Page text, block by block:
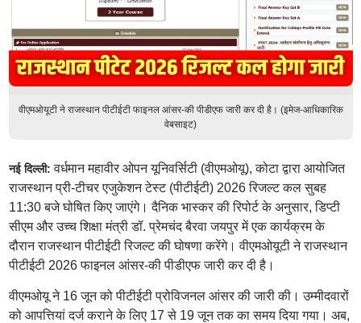
वीएमओयूटी ने राजस्थान पीटीईटी फाइनल आंसर-की पीडीएफ जारी कर दी है। (इमेज-आधिकारिक
वेबसाइट)
नई दिल्ली: वर्धमान महावीर ओपन यूनिवर्सिटी (वीएमओयू), कोटा द्वारा आयोजित
राजस्थान प्री-टीचर एजुकेशन टेस्ट (पीटीईटी) 2026 रिजल्ट कल सुबह
11:30 बजे घोषित किए जाएंगे। दैनिक भास्कर की रिपोर्ट के अनुसार, डिप्टी
सीएम और उच्च शिक्षा मंत्री डॉ. प्रेमचंद बैरवा जयपुर में एक कार्यक्रम के
दौरान राजस्थान पीटीईटी रिजल्ट की घोषणा करेंगे। वीएमओयूटी ने राजस्थान
पीटीईटी 2026 फाइनल आंसर-की पीडीएफ जारी कर दी है।
वीएमओयू ने 16 जून को पीटीईटी प्रोविजनल आंसर की जारी की। उम्मीदवारों
को आपत्तियां दर्ज कराने के लिए 17 से 19 जून तक का समय दिया गया। अब,